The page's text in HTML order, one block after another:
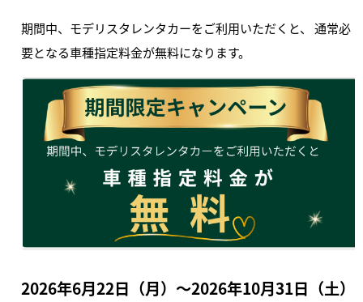
期間中、モデリスタレンタカーをご利用いただくと、 通常必
要となる車種指定料金が無料になります。
2026年6月22日（月）～2026年10月31日（土）